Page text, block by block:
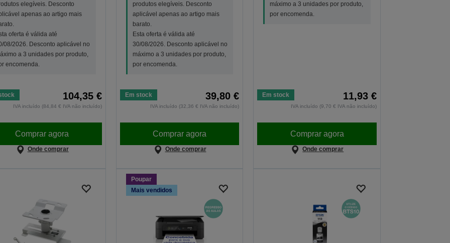
elegíveis. Desconto
apenas ao artigo mais
oferta é válida até
08/2026. Desconto aplicável no
a 3 unidades por produto,
encomenda.
104,35 €
IVA incluído (84,84 € IVA não incluído)
Comprar agora
Onde comprar
produtos elegíveis. Desconto
aplicável apenas ao artigo mais
barato.
Esta oferta é válida até
30/08/2026. Desconto aplicável no
máximo a 3 unidades por produto,
por encomenda.
Em stock 39,80 €
IVA incluído (32,36 € IVA não incluído)
Comprar agora
Onde comprar
máximo a 3 unidades por produto,
por encomenda.
Em stock 11,93 €
IVA incluído (9,70 € IVA não incluído)
Comprar agora
Onde comprar
Poupar
Mais vendidos